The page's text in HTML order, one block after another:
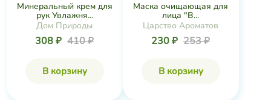
Минеральный крем для
рук Увлажня...
Дом Природы
308 ₽ 410 ₽
В корзину
Маска очищающая для
лица "B...
Царство Ароматов
230 ₽ 253 ₽
В корзину